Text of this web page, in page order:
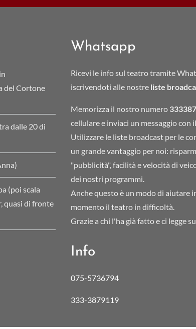
del Cortone
dalle 20 di
(poi scala
quasi di fronte
Whatsapp
Ricevi le info sul teatro tramite
iscrivendoti alle nostre liste
Memorizza il nostro numero
cellulare e inviaci un messaggio con
Utilizzare le liste broadcast per le
un grande vantaggio per noi:
"pubblicità", facilità e velocità di
dei nostri programmi.
Anche questo è un modo di aiutare
momento il teatro in difficoltà.
Grazie a chi l'ha già fatto e ci legge
Info
075-5736794
333-3879119